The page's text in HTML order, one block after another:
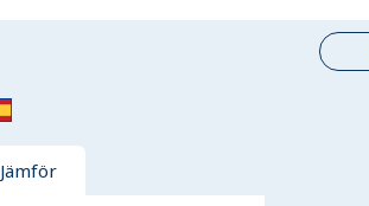
Jämför